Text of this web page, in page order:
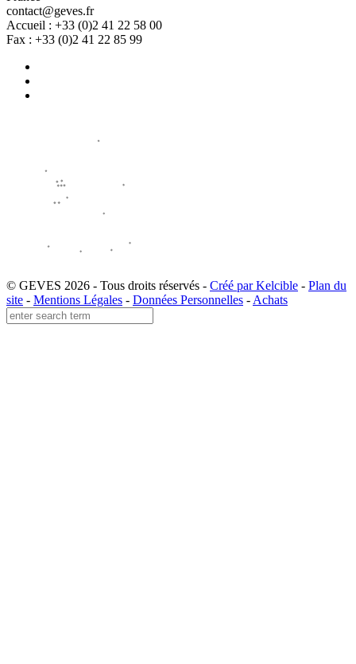
contact@geves.fr
Accueil : +33 (0)2 41 22 58 00
Fax : +33 (0)2 41 22 85 99
© GEVES 2026 - Tous droits réservés - Créé par Kelcible - Plan du
site - Mentions Légales - Données Personnelles - Achats